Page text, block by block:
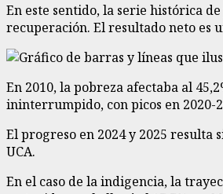
En este sentido, la serie histórica
recuperación. El resultado neto es
En 2010, la pobreza afectaba al
ininterrumpido, con picos en 2020-
El progreso en 2024 y 2025 resulta
UCA.
En el caso de la indigencia, la